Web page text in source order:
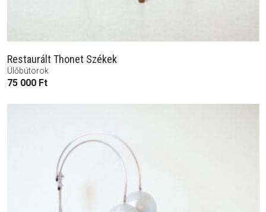
Restaurált Thonet Székek
Ülőbútorok
75 000 Ft